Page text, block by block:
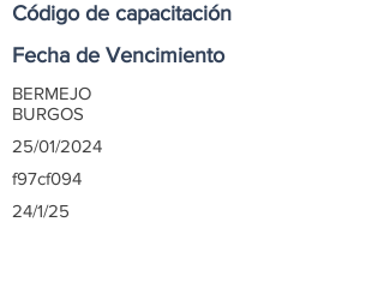
Código de capacitación
Fecha de Vencimiento
BERMEJO
BURGOS
25/01/2024
f97cf094
24/1/25